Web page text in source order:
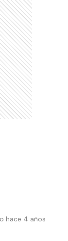
hace 4 años